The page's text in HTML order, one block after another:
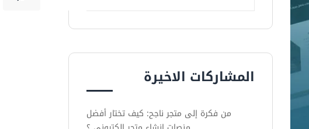
المشاركات الاخيرة
من فكرة إلى متجر ناجح: كيف تختار أفضل